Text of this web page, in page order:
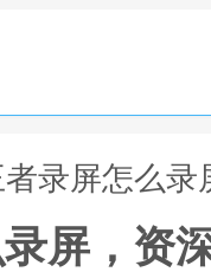
者录屏怎么
屏，资